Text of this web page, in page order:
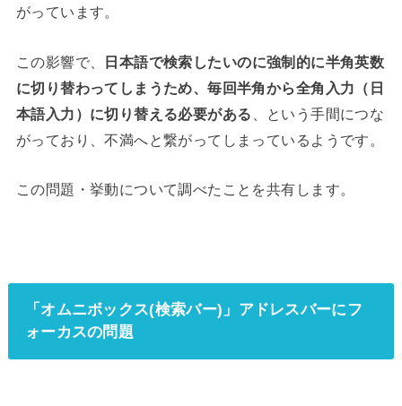
がっています。
この影響で、
日本語で検索したいのに強制的に半角英数
に切り替わってしまうため、毎回半角から全角入力（日
本語入力）に切り替える必要がある 、という手間につな
がっており、不満へと繋がってしまっているようです。
この問題・挙動について調べたことを共有します。
「オムニボックス(検索バー)」 アドレスバーにフ
ォーカスの問題